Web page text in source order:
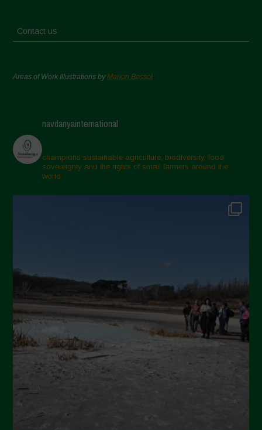
Contact us
Areas of Work Illustrations byMarion Bessol
navdanyainternational
champions sustainable agriculture, biodiversity, food
sovereignty and the rights of small farmers around the
world.